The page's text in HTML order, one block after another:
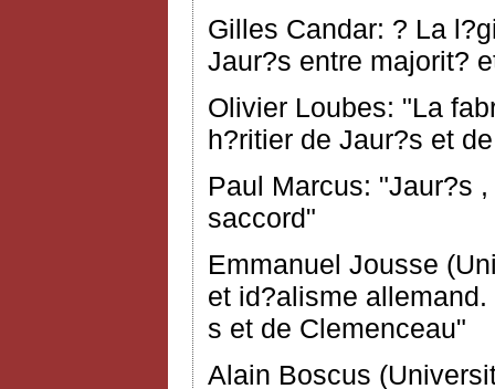
Gilles Candar: ? La
Jaur?s entre majorit?
Olivier Loubes: "La
h?ritier de Jaur?s et
Paul Marcus: "Jaur?s
saccord"
Emmanuel Jousse
et id?alisme
s et de Clemenceau"
Alain Boscus